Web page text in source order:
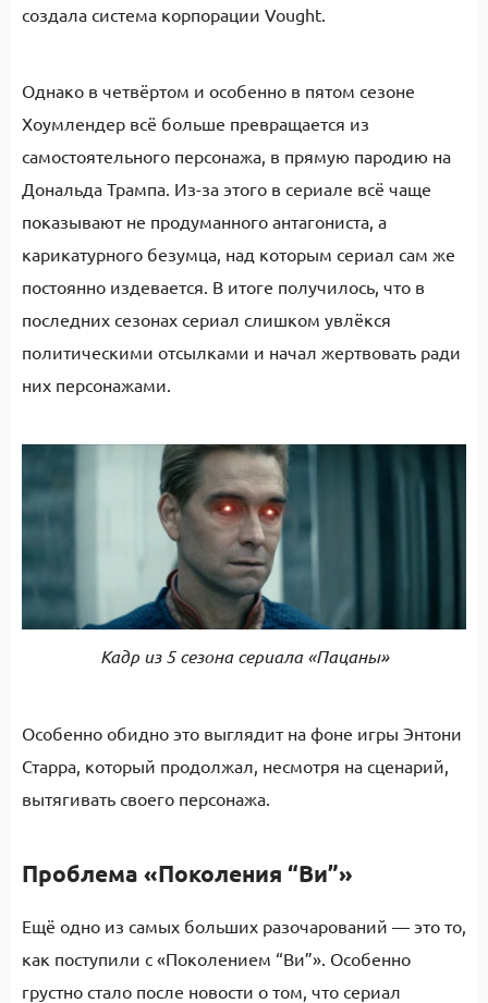
создала система корпорации Vought.
Однако в четвёртом и особенно в пятом сезоне
Хоумлендер всё больше превращается из
самостоятельного персонажа, в прямую пародию на
Дональда Трампа. Из-за этого в сериале всё чаще
показывают не продуманного антагониста, а
карикатурного безумца, над которым сериал сам же
постоянно издевается. В итоге получилось, что в
последних сезонах сериал слишком увлёкся
политическими отсылками и начал жертвовать ради
них персонажами.
Кадр из 5 сезона сериала «Пацаны»
Особенно обидно это выглядит на фоне игры Энтони
Старра, который продолжал, несмотря на сценарий,
вытягивать своего персонажа.
Проблема «Поколения “Ви”»
Ещё одно из самых больших разочарований — это то,
как поступили с «Поколением “Ви”». Особенно
грустно стало после новости о том, что сериал